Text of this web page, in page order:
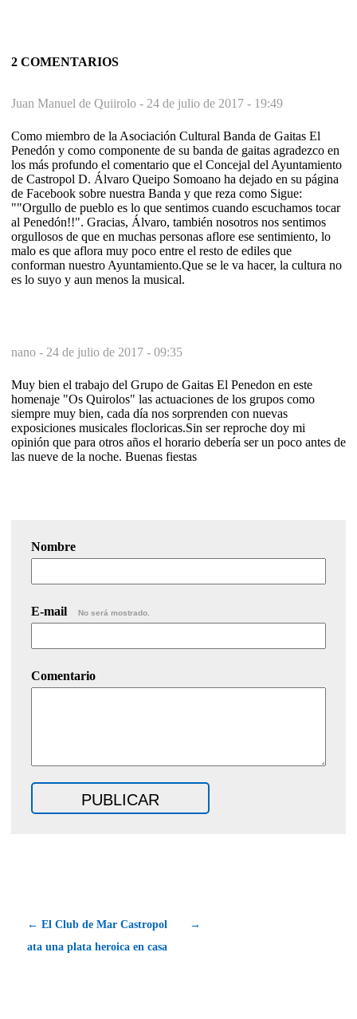
2 COMENTARIOS
Juan Manuel de Quiirolo - 24 de julio de 2017 - 19:49
Como miembro de la Asociación Cultural Banda de Gaitas El
Penedón y como componente de su banda de gaitas agradezco en
los más profundo el comentario que el Concejal del Ayuntamiento
de Castropol D. Álvaro Queipo Somoano ha dejado en su página
de Facebook sobre nuestra Banda y que reza como Sigue:
""Orgullo de pueblo es lo que sentimos cuando escuchamos tocar
al Penedón!!". Gracias, Álvaro, también nosotros nos sentimos
orgullosos de que en muchas personas aflore ese sentimiento, lo
malo es que aflora muy poco entre el resto de ediles que
conforman nuestro Ayuntamiento.Que se le va hacer, la cultura no
es lo suyo y aun menos la musical.
nano - 24 de julio de 2017 - 09:35
Muy bien el trabajo del Grupo de Gaitas El Penedon en este
homenaje "Os Quirolos" las actuaciones de los grupos como
siempre muy bien, cada día nos sorprenden con nuevas
exposiciones musicales flocloricas.Sin ser reproche doy mi
opinión que para otros años el horario debería ser un poco antes de
las nueve de la noche. Buenas fiestas
Nombre
E-mail No será mostrado.
Comentario
← El Club de Mar Castropol
ata una plata heroica en casa
→